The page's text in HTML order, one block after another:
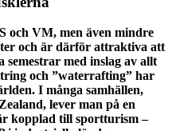
och VM, men även mindre
och är därför attraktiva att
med inslag av allt
och ”waterrafting” har
I många samhällen,
lever man på en
kopplad till sportturism –